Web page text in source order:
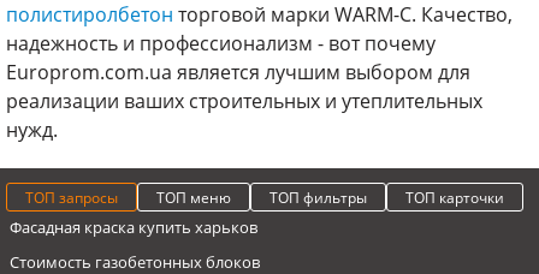
полистиролбетон торговой марки WARM-C. Качество,
надежность и профессионализм - вот почему
Europrom.com.ua является лучшим выбором для
реализации ваших строительных и утеплительных
нужд.
ТОП запросы ТОП меню ТОП фильтры ТОП карточки
Фасадная краска купить харьков
Стоимость газобетонных блоков